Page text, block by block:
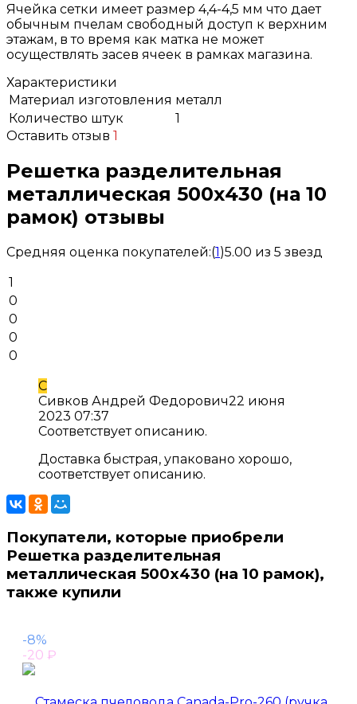
Ячейка сетки имеет размер 4,4-4,5 мм что дает
обычным пчелам свободный доступ к верхним
этажам, в то время как матка не может
осуществлять засев ячеек в рамках магазина.
Характеристики
Материал изготовления металл
Количество штук
1
Оставить отзыв 1
Решетка разделительная
металлическая 500х430 (на 10
рамок) отзывы
Средняя оценка покупателей:(1)5.00 из 5 звезд
1
0
0
0
0
С
Сивков Андрей Федорович22 июня
2023 07:37
Соответствует описанию.
Доставка быстрая, упаковано хорошо,
соответствует описанию.
Покупатели, которые приобрели
Решетка разделительная
металлическая 500х430 (на 10 рамок),
также купили
-8%
-20 ₽